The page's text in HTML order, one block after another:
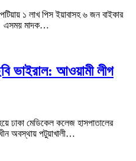
১ লাখ পিস ইয়াবাসহ ৬ জন বাইকার
এসময় মাদক…
ভাইরাল: আওয়ামী লীগ
ঢাকা মেডিকেল কলেজ হাসপাতালের
অবস্থায় পটুয়াখালী…